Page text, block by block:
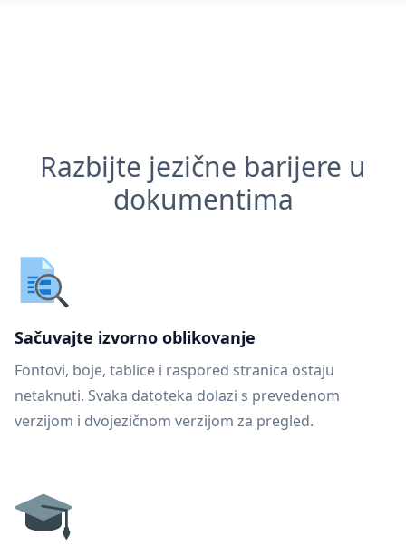
Razbijte jezične barijere u
dokumentima
Sačuvajte izvorno oblikovanje
Fontovi, boje, tablice i raspored stranica ostaju
netaknuti. Svaka datoteka dolazi s prevedenom
verzijom i dvojezičnom verzijom za pregled.